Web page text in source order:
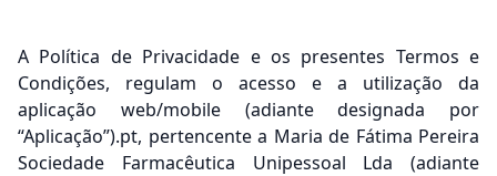
A Política de Privacidade e os presentes Termos e
Condições, regulam o acesso e a utilização da
aplicação web/mobile (adiante designada por
“Aplicação”).pt, pertencente a Maria de Fátima Pereira
Sociedade Farmacêutica Unipessoal Lda (adiante